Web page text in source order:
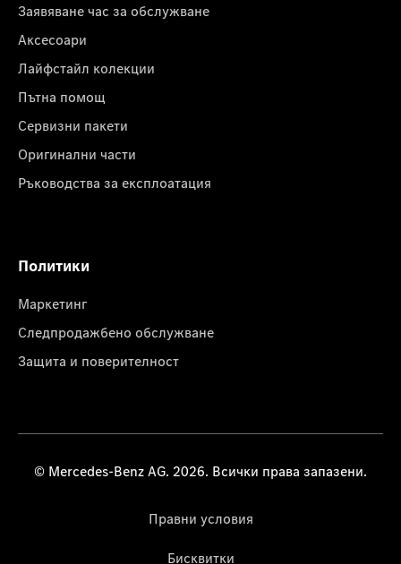
Заявяване час за обслужване
Аксесоари
Лайфстайл колекции
Пътна помощ
Сервизни пакети
Оригинални части
Ръководства за експлоатация
Политики
Маркетинг
Следпродажбено обслужване
Защита и поверителност
© Mercedes-Benz AG. 2026. Всички права запазени.
Правни условия
Бисквитки